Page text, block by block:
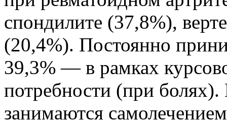
спондилите (37,8%),
(20,4%). Постоянно
39,3% — в рамках
потребности (при
занимаются